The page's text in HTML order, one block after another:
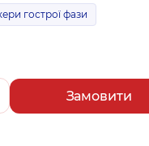
гострої фази
Замовити